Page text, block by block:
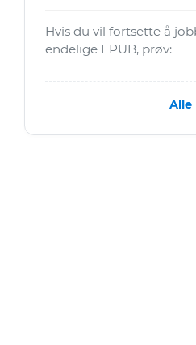
Hvis du vil fortsette å
endelige EPUB, prøv:
Alle